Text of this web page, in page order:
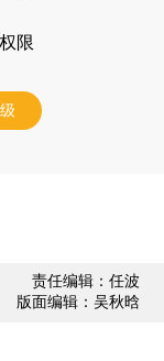
限
责任编辑：任波
版面编辑：吴秋晗